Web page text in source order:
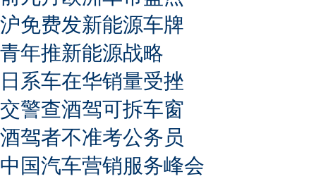
沪免费发新能源车牌
青年推新能源战略
日系车在华销量受挫
交警查酒驾可拆车窗
酒驾者不准考公务员
中国汽车营销服务峰会